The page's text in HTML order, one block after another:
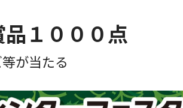
１０００点
が当たる